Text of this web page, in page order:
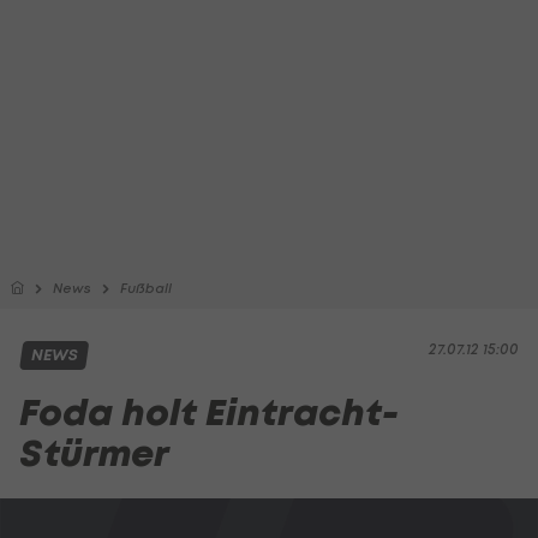
News Fußball
27.07.12 15:00
NEWS
Foda holt Eintracht-
Stürmer